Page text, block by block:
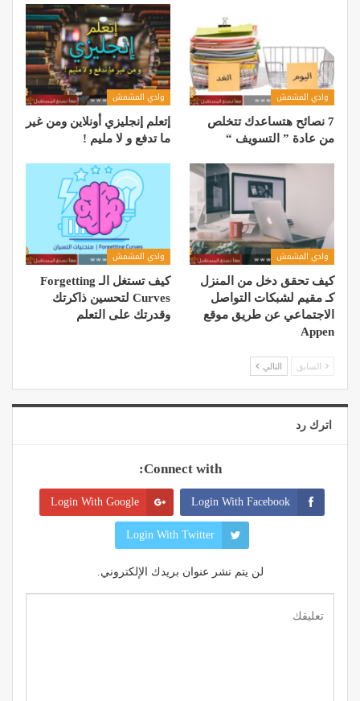
وادي المشمش
7 نصائح هتساعدك تتخلص
من عادة ” التسويف “
وادي المشمش
إتعلم إنجليزي أونلاين ومن غير
ما تدفع و لا مليم !
وادي المشمش
كيف تحقق دخل من المنزل
كـ مقیم لشبكات التواصل
الاجتماعي عن طریق موقع
Appen
وادي المشمش
كيف تستغل الـ Forgetting
Curves لتحسين ذاكرتك
وقدرتك على التعلم
السابق التالي
اترك رد
Connect with:
Login With Facebook
Login With Google
Login With Twitter
لن يتم نشر عنوان بريدك الإلكتروني.